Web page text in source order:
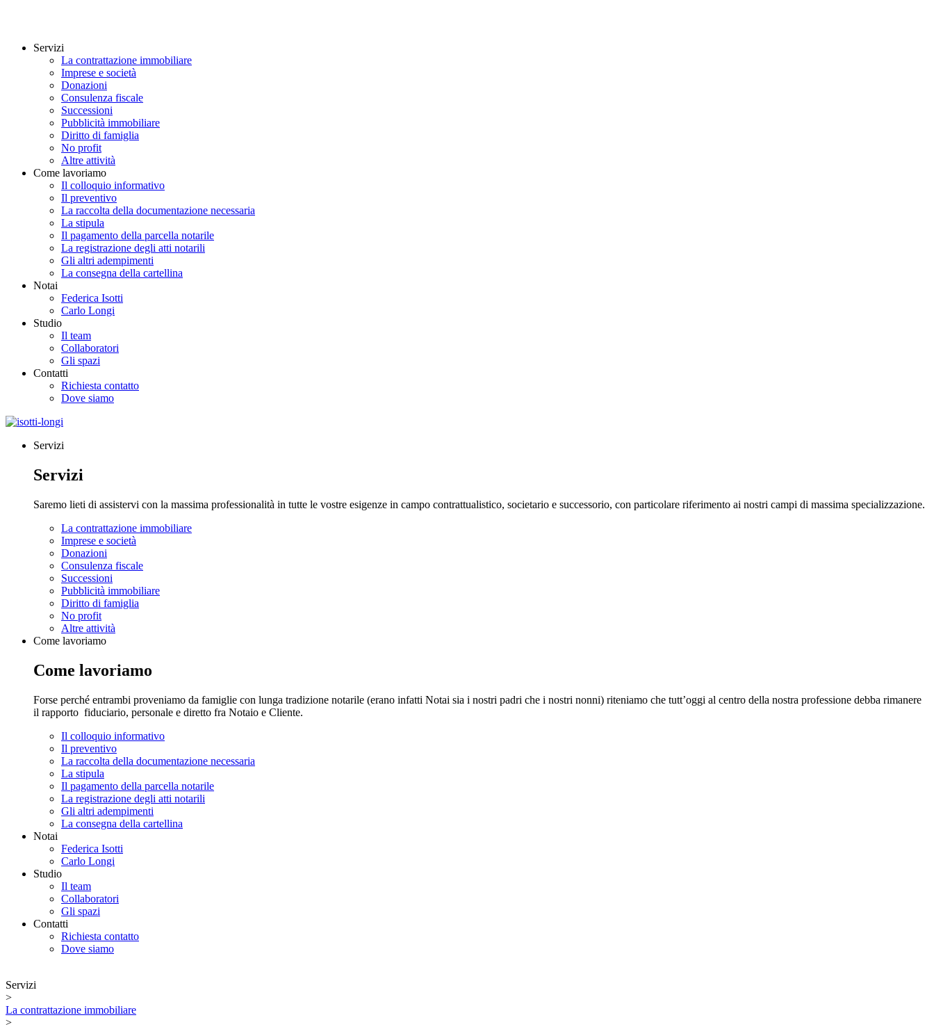
Servizi
La contrattazione immobiliare
Imprese e società
Donazioni
Consulenza fiscale
Successioni
Pubblicità immobiliare
Diritto di famiglia
No profit
Altre attività
Come lavoriamo
Il colloquio informativo
Il preventivo
La raccolta della documentazione necessaria
La stipula
Il pagamento della parcella notarile
La registrazione degli atti notarili
Gli altri adempimenti
La consegna della cartellina
Notai
Federica Isotti
Carlo Longi
Studio
Il team
Collaboratori
Gli spazi
Contatti
Richiesta contatto
Dove siamo
Servizi
Servizi
Saremo lieti di assistervi con la massima professionalità in tutte le vostre esigenze in campo contrattualistico, societario e successorio, con particolare riferimento ai nostri campi di massima specializzazione.
La contrattazione immobiliare
Imprese e società
Donazioni
Consulenza fiscale
Successioni
Pubblicità immobiliare
Diritto di famiglia
No profit
Altre attività
Come lavoriamo
Come lavoriamo
Forse perché entrambi proveniamo da famiglie con lunga tradizione notarile (erano infatti Notai sia i nostri padri che i nostri nonni) riteniamo che tutt’oggi al centro della nostra professione debba rimanere
il rapporto fiduciario, personale e diretto fra Notaio e Cliente.
Il colloquio informativo
Il preventivo
La raccolta della documentazione necessaria
La stipula
Il pagamento della parcella notarile
La registrazione degli atti notarili
Gli altri adempimenti
La consegna della cartellina
Notai
Federica Isotti
Carlo Longi
Studio
Il team
Collaboratori
Gli spazi
Contatti
Richiesta contatto
Dove siamo
Servizi
>
La contrattazione immobiliare
>